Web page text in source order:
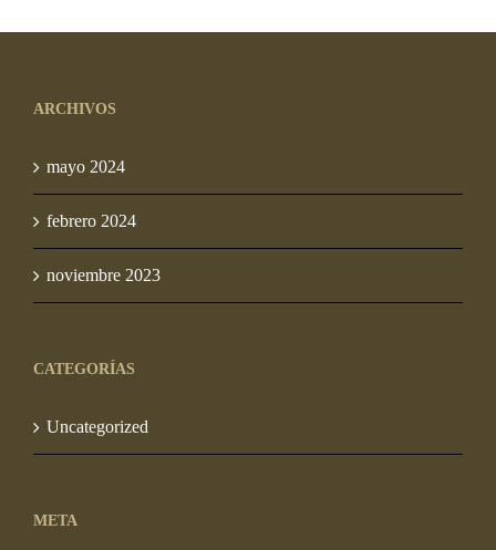
ARCHIVOS
mayo 2024
febrero 2024
noviembre 2023
CATEGORÍAS
Uncategorized
META